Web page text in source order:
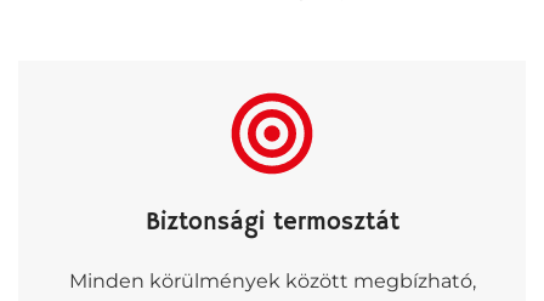
Biztonsági termosztát
Minden körülmények között megbízható,